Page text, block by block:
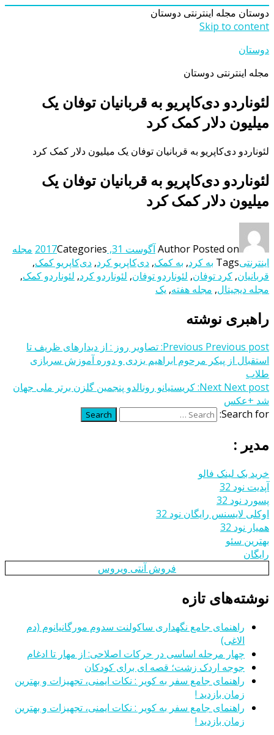
دوستان مجله اینترنتی دوستان
Skip to content
دوستان
مجله اینترنتی دوستان
لئوناردو دی‌کاپریو به قربانیان توفان یک
میلیون دلار کمک کرد
لئوناردو دی‌کاپریو به قربانیان توفان یک میلیون دلار کمک کرد
لئوناردو دی‌کاپریو به قربانیان توفان یک
میلیون دلار کمک کرد
Author Posted on آگوست 31, 2017 Categories
مجله
اینترنتیTags به کرد, به کمک, دی‌کاپریو کرد, دی‌کاپریو کمک,
قربانیان, کرد توفان, لئوناردو توفان, لئوناردو کرد, لئوناردو کمک,
مجله دیجیتال, مجله هفته, یک
راهبری نوشته
Previous Previous post:
تصاویر روز : از دیدارهای ظریف تا
استقبال از پیکر مرحوم ابراهیم یزدی و دوره آموزش سربازی
طلاب
Next Next post:
کریستیانو رونالدو پنجمین گلزن برتر ملی جهان
شد +عکس
Search for:
Search
مدیر :
خرید بک لینک فالو
آپدیت نود 32
پسورد نود 32
اوکلی لایسنس رایگان نود 32
همیار نود 32
بهترین سئو
رایگان
فروش آنتی ویروس
نوشته‌های تازه
راهنمای جامع نگهداری ساکولنت سدوم مورگانیانوم (دم
الاغی)
چهار مرحله اساسی در حرکات اصلاحی: از مهار تا ادغام
جوجه اردک زشت؛ قصه ای برای کودکان
راهنمای جامع سفر به کویر : نکات ایمنی، تجهیزات و بهترین
زمان بازدید !
راهنمای جامع سفر به کویر : نکات ایمنی، تجهیزات و بهترین
زمان بازدید !